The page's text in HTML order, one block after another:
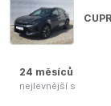
24 měsíců
nejlevnější s